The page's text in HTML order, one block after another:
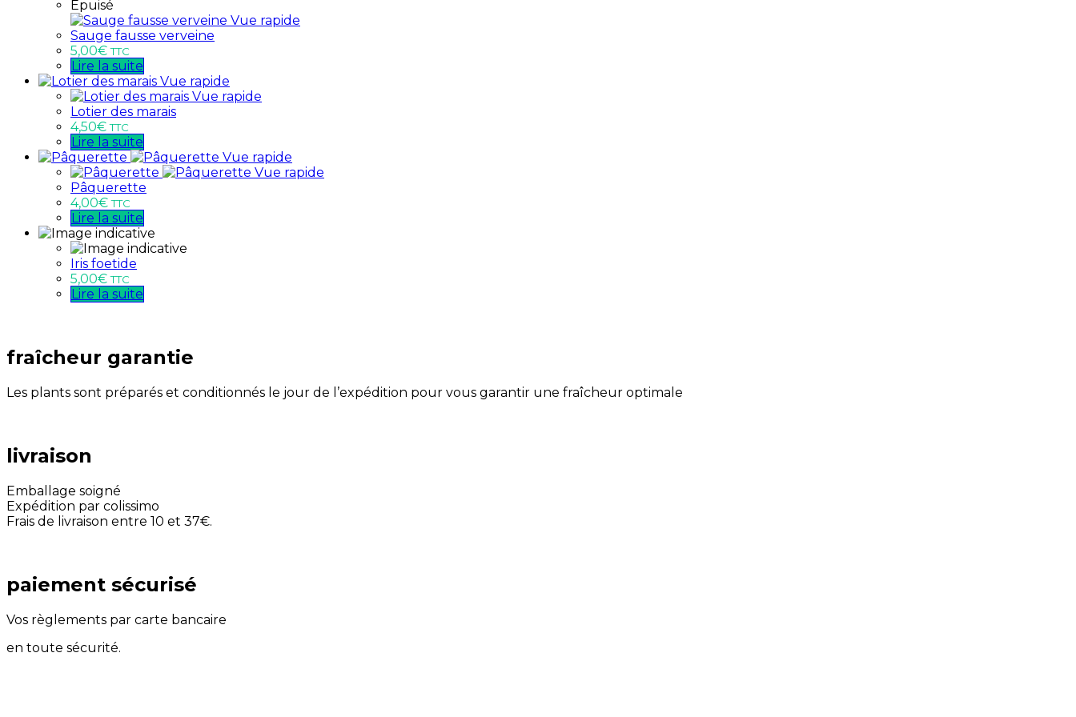
Épuisé
Vue rapide
Sauge fausse verveine
5,00€ TTC
Lire la suite
Vue rapide
Vue rapide
Lotier des marais
4,50€ TTC
Lire la suite
Vue rapide
Vue rapide
Pâquerette
4,00€ TTC
Lire la suite
Iris foetide
5,00€ TTC
Lire la suite
fraîcheur garantie
Les plants sont préparés et conditionnés le jour de l’expédition pour vous garantir une fraîcheur optimale
livraison
Emballage soigné
Expédition par colissimo
Frais de livraison entre 10 et 37€.
paiement sécurisé
Vos règlements par carte bancaire
en toute sécurité.